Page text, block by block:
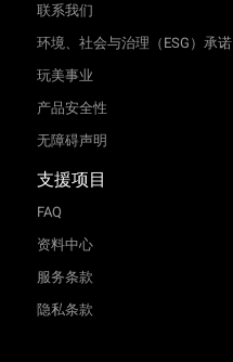
联系我们
环境、社会与治理（ESG）承诺
玩美事业
产品安全性
无障碍声明
支援项目
FAQ
资料中心
服务条款
隐私条款